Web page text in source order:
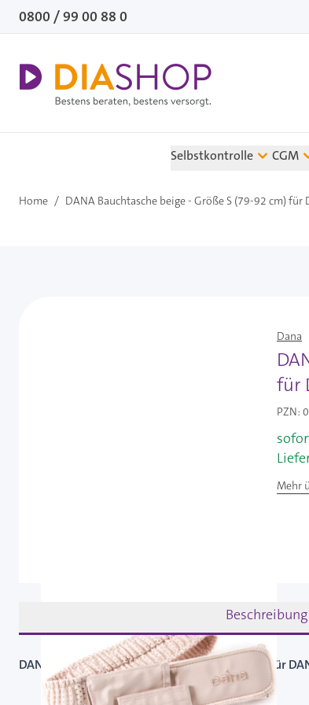
Direkt zum Inhalt
0800 / 99 00 88 0
Selbstkontrolle CGM
Home / DANA Bauchtasche beige - Größe S (79-92 cm) für
Dana
für
PZN:
Mehr
Beschreibung
DANA Bauchtasche beige - Größe S (79-92 cm) für